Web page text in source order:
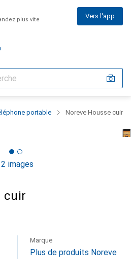
plus vite Vers l'app
portable Noreve Housse cuir
2 images
cuir
Marque
Plus de produits Noreve